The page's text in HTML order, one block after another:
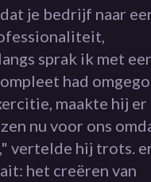
je bedrijf naar
sprak ik met
had
maakte hij er
nu voor ons
vertelde hij trots.
het creëren van